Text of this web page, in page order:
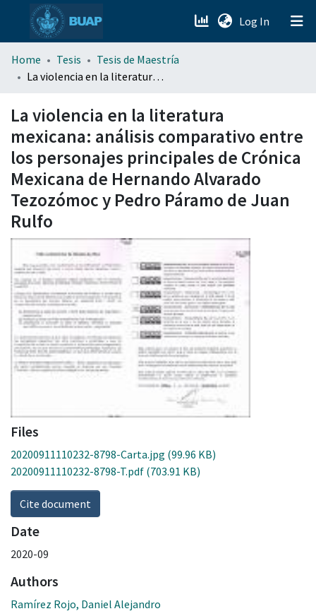
Log In (current)
menu.section.about_menu
Home Tesis
Tesis de Maestría
La violencia en la literatura mexicana: análisis comparativo entre los personajes principales de Crónica Mexicana de Hernando Alvarado Tezozómoc y Pedro Páramo de Juan Rulfo
La violencia en la literatura
mexicana: análisis comparativo entre
los personajes principales de Crónica
Mexicana de Hernando Alvarado
Tezozómoc y Pedro Páramo de Juan
Rulfo
Files
20200911110232-8798-Carta.jpg (99.96 KB)
20200911110232-8798-T.pdf (703.91 KB)
Cite document
Date
2020-09
Authors
Ramírez Rojo, Daniel Alejandro